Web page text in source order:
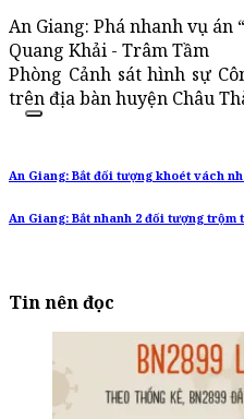
An Giang: Phá nhanh vụ án
Quang Khải - Trâm Tầm
Phòng Cảnh sát hình sự
trên địa bàn huyện Châu
An Giang: Bắt đối tượng khoét vách
An Giang: Bắt nhanh 2 đối tượng trộm
Tin nên đọc